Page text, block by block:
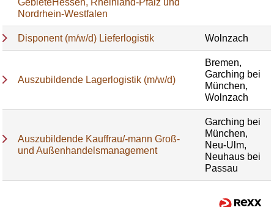
GebieteHessen, Rheinland-Pfalz und
Nordrhein-Westfalen
Disponent (m/w/d) Lieferlogistik Wolnzach
Auszubildende Lagerlogistik (m/w/d)
Bremen,
Garching bei
München,
Wolnzach
Auszubildende Kauffrau/-mann Groß-
und Außenhandelsmanagement
Garching bei
München,
Neu-Ulm,
Neuhaus bei
Passau